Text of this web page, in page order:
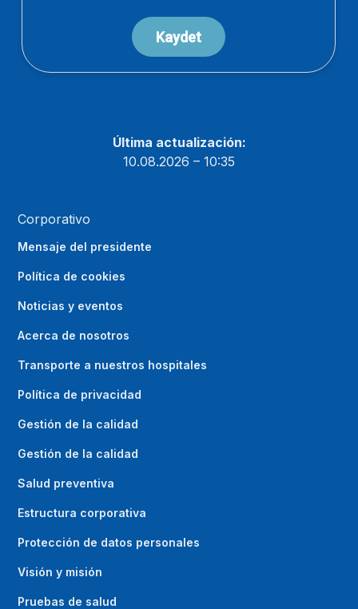
Última actualización:
10.08.2026 – 10:35
Corporativo
Mensaje del presidente
Política de cookies
Noticias y eventos
Acerca de nosotros
Transporte a nuestros hospitales
Política de privacidad
Gestión de la calidad
Gestión de la calidad
Salud preventiva
Estructura corporativa
Protección de datos personales
Visión y misión
Pruebas de salud